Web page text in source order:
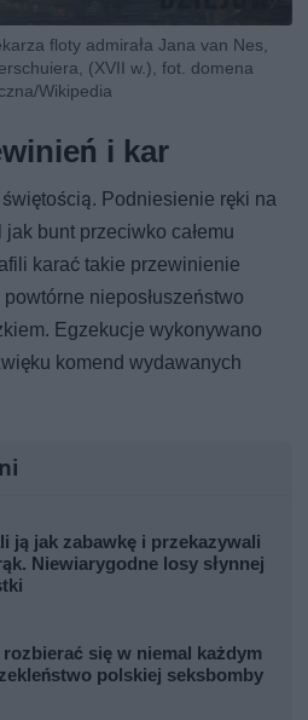
floty admirała Jana van Nes,
(XVII w.), fot. domena
Wikipedia
i kar
Podniesienie ręki na
bunt przeciwko całemu
karać takie przewinienie
nieposłuszeństwo
Egzekucje wykonywano
komend wydawanych
ją jak zabawkę i przekazywali
Niewiarygodne losy słynnej
się w niemal każdym
polskiej seksbomby